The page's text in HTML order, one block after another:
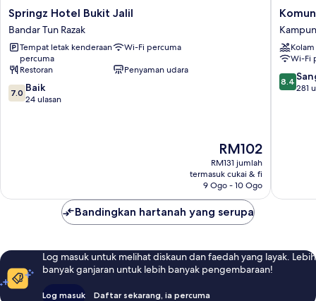
Springz
Hotel
Bukit
Jalil
Bandar
Tun
Razak
Springz Hotel Bukit Jalil
Bandar Tun Razak
Tempat letak kenderaan
percuma
Wi-Fi percuma
Restoran
Penyaman udara
7.0
daripada
7.0 Baik
24 ulasan
Harga
ialah
RM102
RM102
RM131 jumlah
termasuk cukai & fi
9 Ogo - 10 Ogo
Komune
Living
Kerinchi
Wi-Fi
8.4
8.4
281
Bandingkan hartanah yang serupa
Log masuk untuk melihat diskaun dan faedah yang layak. Lebih
banyak ganjaran untuk lebih banyak pengembaraan!
Log masuk Daftar sekarang, ia percuma